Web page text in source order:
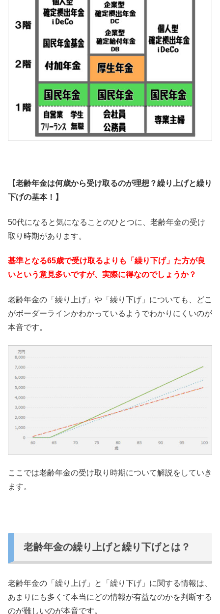
【老齢年金は何歳から受け取るのが理想？繰り上げと繰り
下げの基本！】
50代になると気になることのひとつに、老齢年金の受け
取り時期があります。
基準となる65歳で受け取るよりも「繰り下げ」た方が良
いという意見多いですが、実際に得なのでしょうか？
老齢年金の「繰り上げ」や「繰り下げ」についても、どこ
がボーダーラインかわかっているようでわかりにくいのが
本音です。
ここでは老齢年金の受け取り時期について解説をしていき
ます。
老齢年金の繰り上げと繰り下げとは？
老齢年金の「繰り上げ」と「繰り下げ」に関する情報は、
あまりにも多くて本当にどの情報が有益なのかを判断する
のが難しいのが本音です。